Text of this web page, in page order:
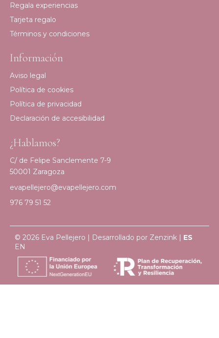
Regala experiencias
Tarjeta regalo
Términos y condiciones
Información
Aviso legal
Política de cookies
Política de privacidad
Declaración de accesibilidad
¿Hablamos?
C/ de Felipe Sanclemente 7-9
50001 Zaragoza
evapellejero@evapellejero.com
976 79 51 52
© 2026 Eva Pellejero | Desarrollado por Zenzink | ES
EN